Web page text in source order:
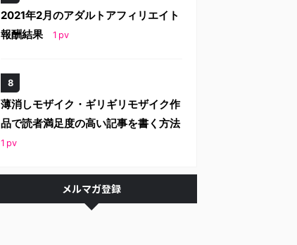
2021年2月のアダルトアフィリエイト
報酬結果
1 pv
薄消しモザイク・ギリギリモザイク作
品で読者満足度の高い記事を書く方法
1 pv
メルマガ登録